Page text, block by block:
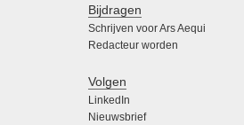
Bijdragen
Schrijven voor Ars Aequi
Redacteur worden
Volgen
LinkedIn
Nieuwsbrief